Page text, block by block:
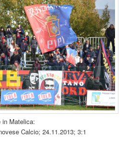
in Matelica:
Calcio; 24.11.2013; 3:1